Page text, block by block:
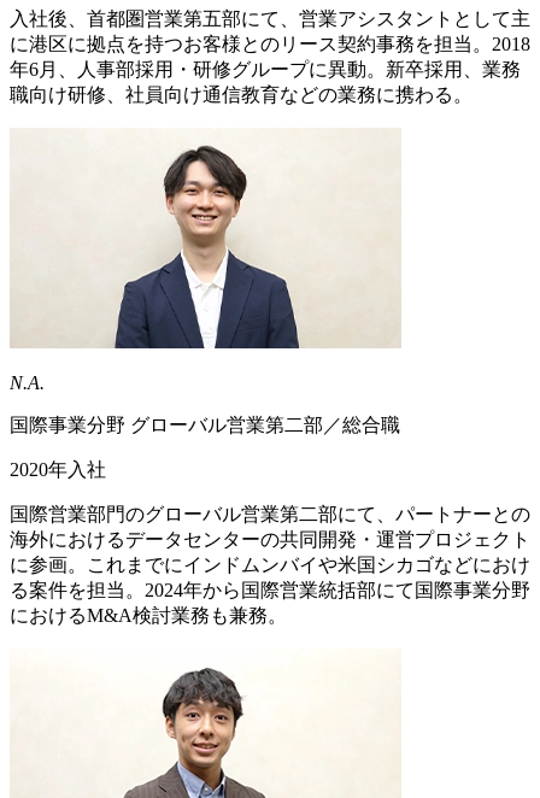
入社後、首都圏営業第五部にて、営業アシスタントとして主
に港区に拠点を持つお客様とのリース契約事務を担当。2018
年6月、人事部採用・研修グループに異動。新卒採用、業務
職向け研修、社員向け通信教育などの業務に携わる。
N.A.
国際事業分野 グローバル営業第二部／総合職
2020年入社
国際営業部門のグローバル営業第二部にて、パートナーとの
海外におけるデータセンターの共同開発・運営プロジェクト
に参画。これまでにインドムンバイや米国シカゴなどにおけ
る案件を担当。2024年から国際営業統括部にて国際事業分野
におけるM&A検討業務も兼務。